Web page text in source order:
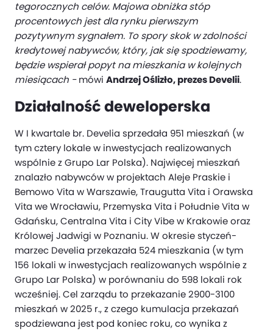
tegorocznych celów. Majowa obniżka stóp
procentowych jest dla rynku pierwszym
pozytywnym sygnałem. To spory skok w zdolności
kredytowej nabywców, który, jak się spodziewamy,
będzie wspierał popyt na mieszkania w kolejnych
miesiącach -mówi Andrzej Oślizło, prezes Develii.
Działalność deweloperska
W I kwartale br. Develia sprzedała 951 mieszkań (w
tym cztery lokale w inwestycjach realizowanych
wspólnie z Grupo Lar Polska). Najwięcej mieszkań
znalazło nabywców w projektach Aleje Praskie i
Bemowo Vita w Warszawie, Traugutta Vita i Orawska
Vita we Wrocławiu, Przemyska Vita i Południe Vita w
Gdańsku, Centralna Vita i City Vibe w Krakowie oraz
Królowej Jadwigi w Poznaniu. W okresie styczeń-
marzec Develia przekazała 524 mieszkania (w tym
156 lokali w inwestycjach realizowanych wspólnie z
Grupo Lar Polska) w porównaniu do 598 lokali rok
wcześniej. Cel zarządu to przekazanie 2900-3100
mieszkań w 2025 r., z czego kumulacja przekazań
spodziewana jest pod koniec roku, co wynika z